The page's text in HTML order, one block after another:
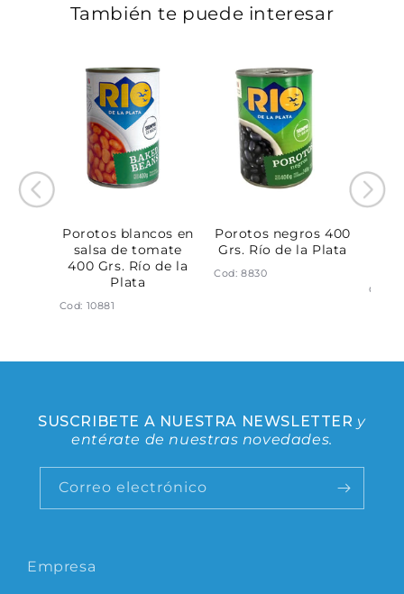
También te puede interesar
Porotos blancos en
salsa de tomate
400 Grs. Río de la
Plata
Cod: 10881
Porotos negros 400
Grs. Río de la Plata
Cod: 8830
Cod:
Empresa
SUSCRIBETE A NUESTRA NEWSLETTER y
entérate de nuestras novedades.
Correo electrónico